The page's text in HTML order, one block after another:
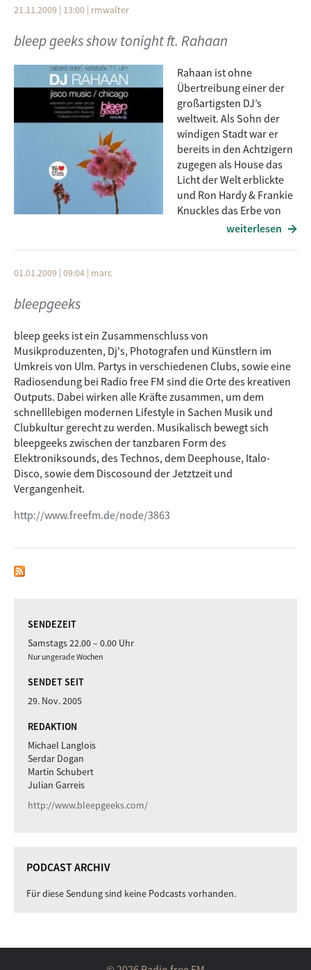
21.11.2009 | 13:00 | rmwalter
bleep geeks show tonight ft. Rahaan
Rahaan ist ohne
Übertreibung einer der
großartigsten DJ’s
weltweit. Als Sohn der
windigen Stadt war er
bereits in den Achtzigern
zugegen als House das
Licht der Welt erblickte
und Ron Hardy & Frankie
Knuckles das Erbe von
Disco in Music Box bzw.
die rarsten und unglaublichsten Disco Vinyls gehortet. Daß
Mr. Fingers, Marshall Jefferson oder Boo Williams relativ
bisher keine eigenen Tracks released hat. Am ehesten dürfte
er hierzulande durch seine auf Jisco Music, Stilove4music
und KAT veröffentlichten Re-Edits bekannt sein, die unter
House Heads wie Platin gehandelt werden. Bisher nur an
Orten wie Osaka, Sydney, Amsterdam, Dublin und natürlich
in Chicago zu erleben, ist es Tiny nach mehreren Versuchen
endlich gelungen, den Mann für seine Down Low Reihe im
Alten Wettbüro zu verpflichten und damit Deutschland
Rahaan’s musikalischer Weltkarte hinzuzufügen. Um zu
begreifen wie frenetisch Rahaan jede Party rocken läßt, sollte
man sich irgendein x-beliebiges seiner zahlreichen Youtube-
weiterlesen
01.01.2009 | 09:04 | marc
bleepgeeks
bleep geeks ist ein Zusammenschluss von
Musikproduzenten, Dj's, Photografen und Künstlern im
Umkreis von Ulm. Partys in verschiedenen Clubs, sowie eine
Radiosendung bei Radio free FM sind die Orte des kreativen
Outputs. Dabei wirken alle Kräfte zusammen, um dem
schnelllebigen modernen Lifestyle in Sachen Musik und
Clubkultur gerecht zu werden. Musikalisch bewegt sich
bleepgeeks zwischen der tanzbaren Form des
Elektroniksounds, des Technos, dem Deephouse, Italo-
Disco, sowie dem Discosound der Jetztzeit und
Vergangenheit.
http://www.freefm.de/node/3863
SENDEZEIT
Samstags 22.00 – 0.00 Uhr
Nur ungerade Wochen
SENDET SEIT
29. Nov. 2005
REDAKTION
Michael Langlois
Serdar Dogan
Martin Schubert
Julian Garreis
http://www.bleepgeeks.com/
PODCAST ARCHIV
Für diese Sendung sind keine Podcasts vorhanden.